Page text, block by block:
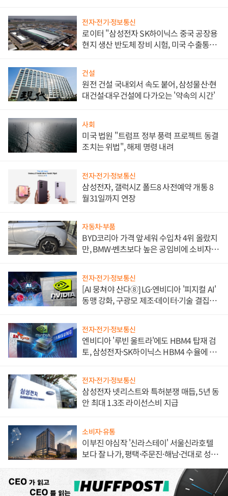
전자·전기·정보통신
로이터 "삼성전자 SK하이닉스 중국 공장용
현지 생산 반도체 장비 시험, 미국 수출통제
건설
원전 건설 국내외서 속도 붙어, 삼성물산·현
대건설·대우건설에 다가오는 '약속의 시간'
사회
미국 법원 "트럼프 정부 풍력 프로젝트 동결
조치는 위법", 해제 명령 내려
전자·전기·정보통신
삼성전자, 갤럭시Z 폴드8 사전예약 개통 8
월31일까지 연장
자동차·부품
BYD코리아 가격 앞세워 수입차 4위 올랐지
만, BMW·벤츠보다 높은 공임비에 소비자
전자·전기·정보통신
[AI 뭉쳐야 산다⑧] LG·엔비디아 '피지컬 AI'
동맹 강화, 구광모 제조·데이터·기술 결집
전자·전기·정보통신
엔비디아 '루빈 울트라'에도 HBM4 탑재 검
토, 삼성전자·SK하이닉스 HBM4 수율에 주
전자·전기·정보통신
삼성전자 넷리스트와 특허분쟁 매듭, 5년 동
안 최대 1.3조 라이선스비 지급
소비자·유통
이부진 야심작 '신라스테이' 서울신라호텔
보다 잘 나가, 평택·주문진·해남·건대로 성